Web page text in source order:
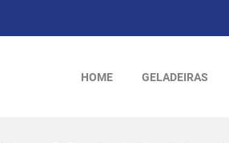
HOME GELADEIRAS